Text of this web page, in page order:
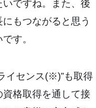
ですね。また、後
もつながると思う
す。
イセンス(※)”も取得
資格取得を通して接